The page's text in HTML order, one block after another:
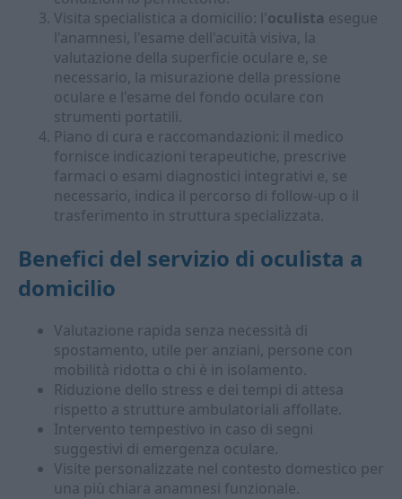
Visita specialistica a domicilio: l'oculista esegue
l'anamnesi, l'esame dell'acuità visiva, la
valutazione della superficie oculare e, se
necessario, la misurazione della pressione
oculare e l'esame del fondo oculare con
strumenti portatili.
Piano di cura e raccomandazioni: il medico
fornisce indicazioni terapeutiche, prescrive
farmaci o esami diagnostici integrativi e, se
necessario, indica il percorso di follow-up o il
trasferimento in struttura specializzata.
Benefici del servizio di oculista a
domicilio
Valutazione rapida senza necessità di
spostamento, utile per anziani, persone con
mobilità ridotta o chi è in isolamento.
Riduzione dello stress e dei tempi di attesa
rispetto a strutture ambulatoriali affollate.
Intervento tempestivo in caso di segni
suggestivi di emergenza oculare.
Visite personalizzate nel contesto domestico per
una più chiara anamnesi funzionale.